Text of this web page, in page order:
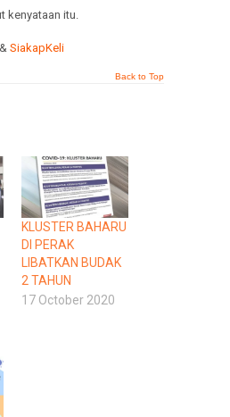
kenyataan itu.
SiakapKeli
Back to Top
KLUSTER BAHARU
DI PERAK
LIBATKAN BUDAK
2 TAHUN
17 October 2020